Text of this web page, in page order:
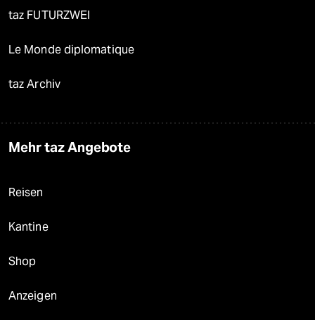
taz FUTURZWEI
Le Monde diplomatique
taz Archiv
Mehr taz Angebote
Reisen
Kantine
Shop
Anzeigen